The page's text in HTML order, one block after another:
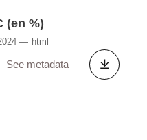
(en %)
html
See metadata